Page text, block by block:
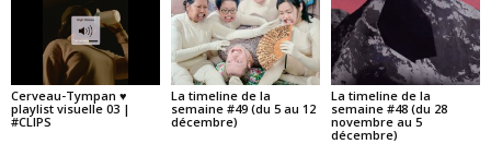
Cerveau-Tympan ♥
playlist visuelle 03 |
#CLIPS
La timeline de la
semaine #49 (du 5 au 12
décembre)
La timeline de la
semaine #48 (du 28
novembre au 5
décembre)